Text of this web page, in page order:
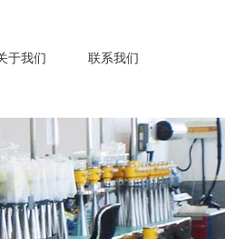
于我们 联系我们